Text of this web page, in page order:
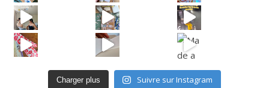
Charger plus Suivre sur Instagram